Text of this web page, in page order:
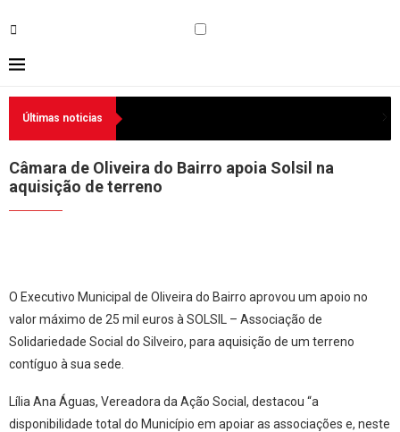
Últimas noticias
Câmara de Oliveira do Bairro apoia Solsil na
aquisição de terreno
O Executivo Municipal de Oliveira do Bairro aprovou um apoio no
valor máximo de 25 mil euros à SOLSIL – Associação de
Solidariedade Social do Silveiro, para aquisição de um terreno
contíguo à sua sede.
Lília Ana Águas, Vereadora da Ação Social, destacou “a
disponibilidade total do Município em apoiar as associações e, neste